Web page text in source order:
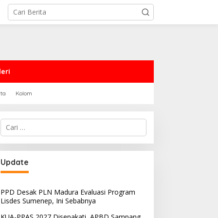
Kolom
Sampang Dukung
Kaum LGBT
Cari
untuk:
Update
PPD Desak PLN Madura Evaluasi Program
Lisdes Sumenep, Ini Sebabnya